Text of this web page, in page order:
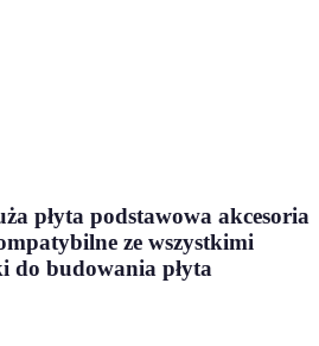
płyta podstawowa akcesoria
ze wszystkimi
do budowania płyta